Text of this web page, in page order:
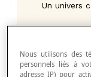
Un univers
plateforme
étant
Nous utilisons des
personnels liés à
adresse IP) pour